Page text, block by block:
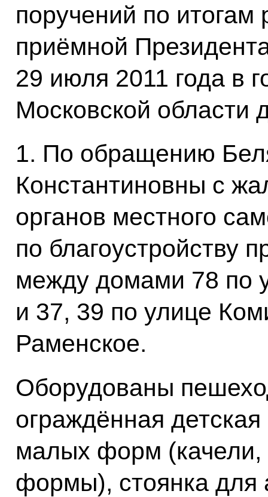
поручений по
приёмной
29 июля 2011 года в
Московской области
1. По обращению
Константиновны с
органов местного
по благоустройству
между домами 78 по
и 37, 39 по улице
Раменское.
Оборудованы
ограждённая
малых форм (качели,
формы), стоянка для